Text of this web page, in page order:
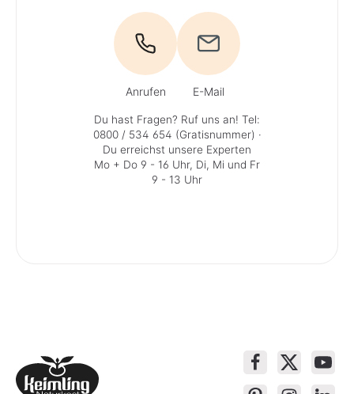
Anrufen E-Mail
Du hast Fragen? Ruf uns an! Tel:
0800 / 534 654 (Gratisnummer) ·
Du erreichst unsere Experten
Mo + Do 9 - 16 Uhr, Di, Mi und Fr
9 - 13 Uhr